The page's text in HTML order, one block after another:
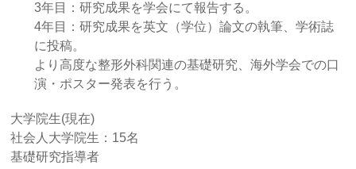
3年目：研究成果を学会にて報告する。
4年目：研究成果を英文（学位）論文の執筆、学術誌
に投稿。
より高度な整形外科関連の基礎研究、海外学会での口
演・ポスター発表を行う。
大学院生(現在)
社会人大学院生：15名
基礎研究指導者